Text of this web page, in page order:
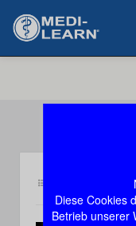
Diese Cookies
Betrieb unserer